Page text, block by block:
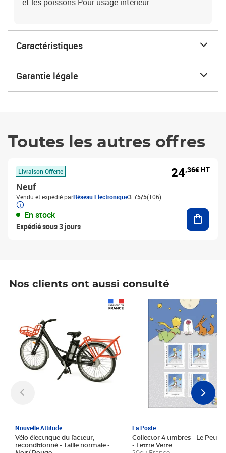
Caractéristiques
Garantie légale
Toutes les autres offres
Livraison Offerte
Neuf
Vendu et expédié parRéseau Electronique3.75/5(106)
En stock
Expédié sous 3 jours
24,36€ HT
Nos clients ont aussi consulté
Nouvelle Attitude
Vélo électrique du facteur,
reconditionné - Taille normale -
La Poste
Collector 4 timbres - Le Petit
- Lettre Verte
Prix 6,25€ HT